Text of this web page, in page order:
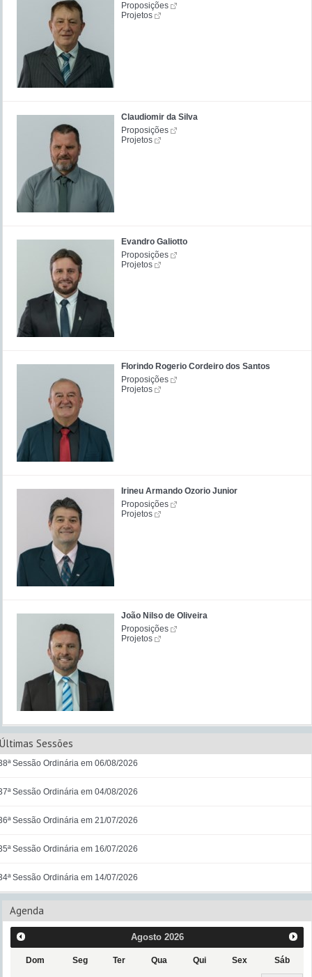
Últimas Sessões
Sessão Ordinária em 06/08/2026
Sessão Ordinária em 04/08/2026
Sessão Ordinária em 21/07/2026
Sessão Ordinária em 16/07/2026
Sessão Ordinária em 14/07/2026
Agenda
Agosto 2026
Dom Seg Ter Qua Qui Sex Sáb
Proposições
Projetos
Claudiomir da Silva
Proposições
Projetos
Evandro Galiotto
Proposições
Projetos
Florindo Rogerio Cordeiro dos Santos
Proposições
Projetos
Irineu Armando Ozorio Junior
Proposições
Projetos
João Nilso de Oliveira
Proposições
Projetos